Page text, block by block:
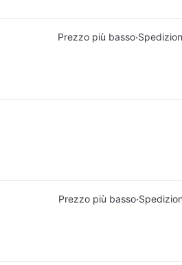
Prezzo più basso·
Prezzo più basso·